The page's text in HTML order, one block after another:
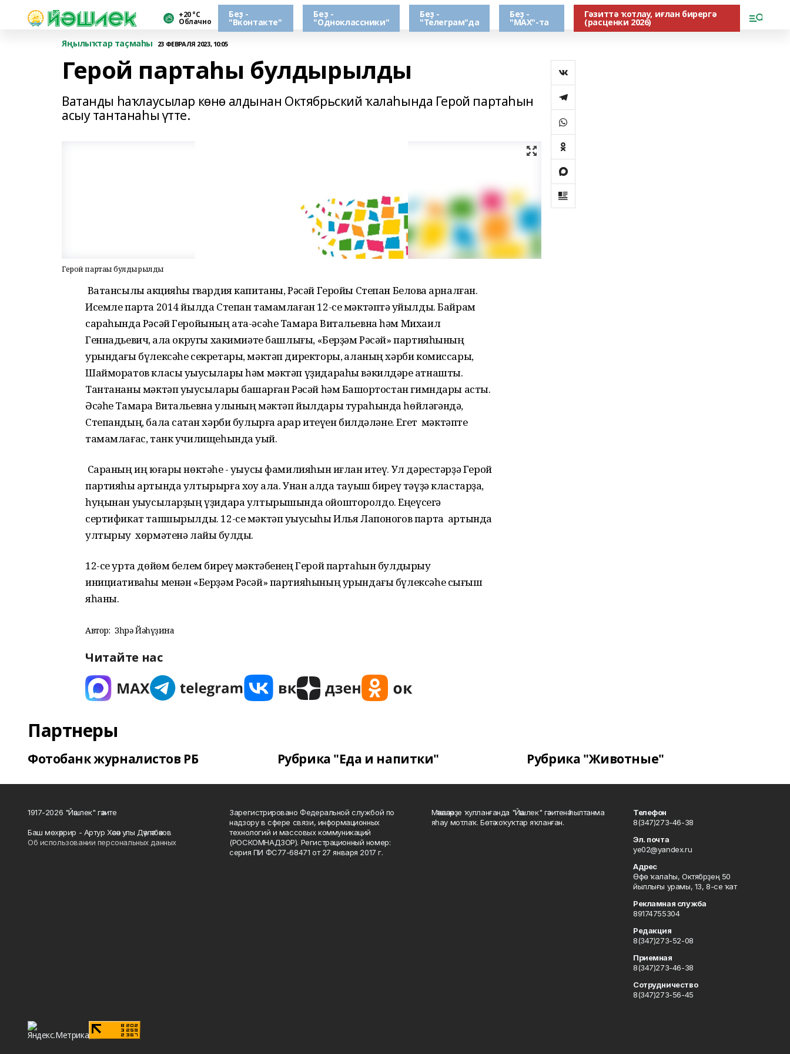
+20 °С
Облачно
Беҙ -
"Вконтакте"
Беҙ -
"Одноклассники"
Беҙ -
"Телеграм"да
Беҙ -
"МАХ"-та
Гәзиттә ҡотлау, иғлан бирергә
(расценки 2026)
Яңылыҡтар таҫмаһы
23 ФЕВРАЛЯ 2023, 10:05
Герой партаһы булдырылды
Ватанды һаҡлаусылар көнө алдынан Октябрьский ҡалаһында Герой партаһын
асыу тантанаһы үтте.
Герой партаһы булдырылды
Ватансылыҡ акцияһы гвардия капитаны, Рәсәй Геройы Степан Беловҡа арналған.
Исемле парта 2014 йылда Степан тамамлаған 12-се мәктәптә ҡуйылды. Байрам
сараһында Рәсәй Геройының ата-әсәһе Тамара Витальевна һәм Михаил
Геннадьевич, ҡала округы хакимиәте башлығы, «Берҙәм Рәсәй» партияһының
урындағы бүлексәһе секретары, мәктәп директоры, ҡаланың хәрби комиссары,
Шайморатов класы уҡыусылары һәм мәктәп үҙидараһы вәкилдәре ҡатнашты.
Тантананы мәктәп уҡыусылары башҡарған Рәсәй һәм Башҡортостан гимндары асты.
Әсәһе Тамара Витальевна улының мәктәп йылдары тураһында һөйләгәндә,
Степандың, бала саҡтан хәрби булырға ҡарар итеүен билдәләне. Егет мәктәпте
тамамлағас, танк училищеһында уҡый.
Сараның иң юғары нөктәһе - уҡыусы фамилияһын иғлан итеү. Ул дәрестәрҙә Герой
партияһы артында ултырырға хоҡуҡ ала. Унан алда тауыш биреү тәүҙә кластарҙа,
һуңынан уҡыусыларҙың үҙидара ултырышында ойошторолдо. Еңеүсегә
сертификат тапшырылды. 12-се мәктәп уҡыусыһы Илья Лапоногов парта артында
ултырыу хөрмәтенә лайыҡ булды.
12-се урта дөйөм белем биреү мәктәбенең Герой партаһын булдырыу
инициативаһы менән «Берҙәм Рәсәй» партияһының урындағы бүлексәһе сығыш
яһаны.
Автор: Зөһрә Йәһүҙина
Читайте нас
Партнеры
Фотобанк журналистов РБ Рубрика "Еда и напитки" Рубрика "Животные"
1917-2026 "Йәшлек" гәзите
Баш мөхәррир - Артур Хәсән улы Дәүләтбәков
Об использовании персональных данных
Зарегистрировано Федеральной службой по
надзору в сфере связи, информационных
технологий и массовых коммуникаций
(РОСКОМНАДЗОР). Регистрационный номер:
серия ПИ ФС77-68471 от 27 января 2017 г.
Мәҡәләләрҙе ҡулланғанда "Йәшлек" гәзитенә һылтанма
яһау мотлаҡ. Бөтә хоҡуҡтар яҡланған.
Телефон
8(347)273-46-38
Эл. почта
ye02@yandex.ru
Адрес
Өфө ҡалаһы, Октябрҙең 50
йыллығы урамы, 13, 8-се ҡат
Рекламная служба
89174755304
Редакция
8(347)273-52-08
Приемная
8(347)273-46-38
Сотрудничество
8(347)273-56-45